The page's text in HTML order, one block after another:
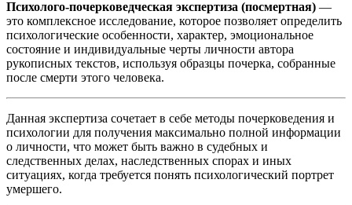
Психолого-почерковедческая экспертиза (посмертная) —
это комплексное исследование, которое позволяет определить
психологические особенности, характер, эмоциональное
состояние и индивидуальные черты личности автора
рукописных текстов, используя образцы почерка, собранные
после смерти этого человека.
Данная экспертиза сочетает в себе методы почерковедения и
психологии для получения максимально полной информации
о личности, что может быть важно в судебных и
следственных делах, наследственных спорах и иных
ситуациях, когда требуется понять психологический портрет
умершего.